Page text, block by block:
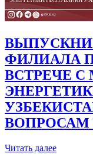
ФИЛИАЛА
ВСТРЕЧЕ
ВОПРОСАМ
Читать далее